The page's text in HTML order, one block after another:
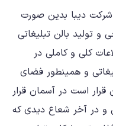
شرکت دیبا بدین صورت
و تولید بالن تبلیغاتی
کلی و کاملی در
و همینطور فضای
قرار است در آسمان قرار
و در آخر شعاع دیدی که